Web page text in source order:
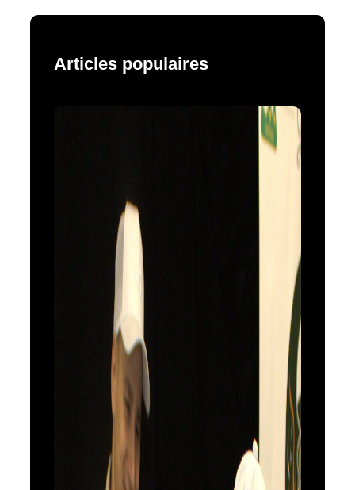
Articles populaires